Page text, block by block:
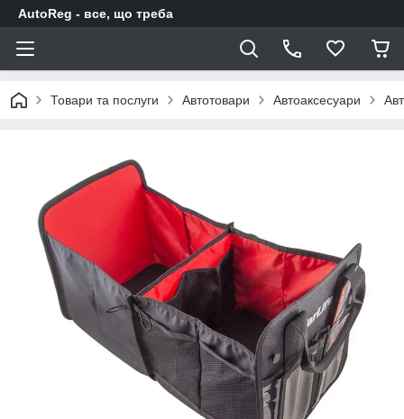
AutoReg - все, що треба
Товари та послуги Автотовари Автоаксесуари